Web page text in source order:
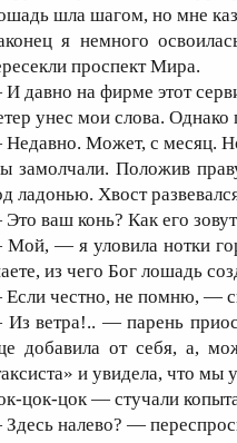
шла шагом, но мне
я немного
проспект Мира.
давно на фирме этот
унес мои слова. Однако
Может, с месяц.
замолчали. Положив
ладонью. Хвост
ваш конь? Как его
— я уловила нотки
из чего Бог лошадь
честно, не помню, —
ветра!.. — парень
добавила от себя, а,
и увидела, что мы
цок-цок — стучали
налево? —